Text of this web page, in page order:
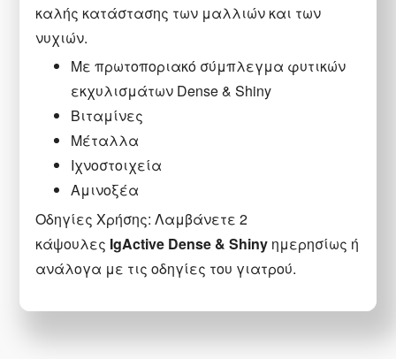
καλής κατάστασης των μαλλιών και των
νυχιών.
Με πρωτοποριακό σύμπλεγμα φυτικών
εκχυλισμάτων Dense & Shiny
Βιταμίνες
Μέταλλα
Ιχνοστοιχεία
Αμινοξέα
Οδηγίες Χρήσης: Λαμβάνετε 2
κάψουλες IgActive Dense & Shiny ημερησίως ή
ανάλογα με τις οδηγίες του γιατρού.